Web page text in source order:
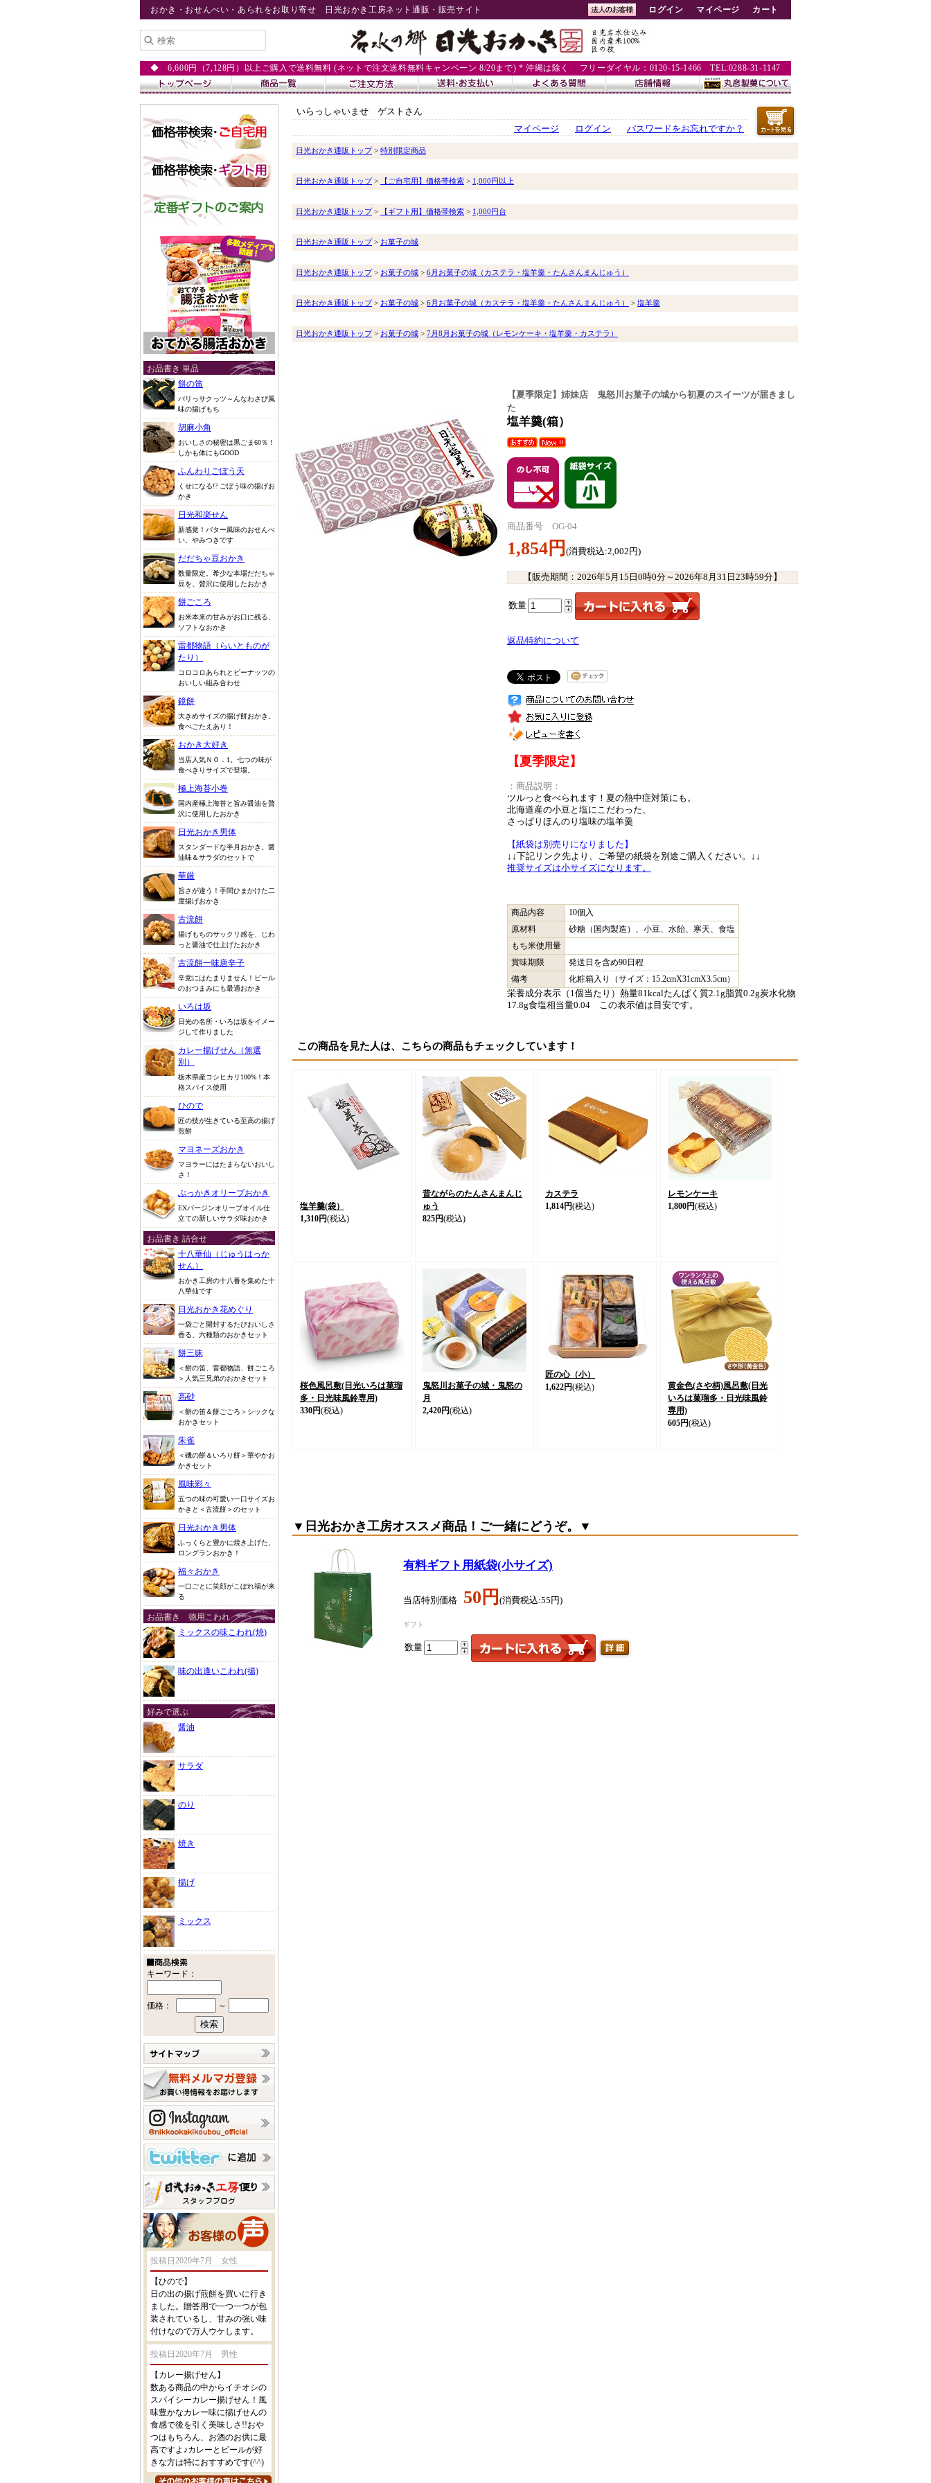
おかき・おせんべい・あられをお取り寄せ 日光おかき工房ネット通販・販売サイト ログイン マイページ カート
◆ 6,600円（7,128円）以上ご購入で送料無料 (ネットで注文送料無料キャンペーン 8/20まで) * 沖縄は除く フリーダイヤル：0120-15-1466 TEL:0288-31-1147
お品書き 単品
餅の笛
パリっサクっツ～んなわさび風
味の揚げもち
胡麻小角
おいしさの秘密は黒ごま60％！
しかも体にもGOOD
ふんわりごぼう天
くせになる!? ごぼう味の揚げお
かき
日光和楽せん
新感覚！バター風味のおせんべ
い。やみつきです
だだちゃ豆おかき
数量限定。希少な本場だだちゃ
豆を、贅沢に使用したおかき
餅ごころ
お米本来の甘みがお口に残る、
ソフトなおかき
雷都物語（らいとものが
たり）
コロコロあられとピーナッツの
おいしい組み合わせ
鏡餅
大きめサイズの揚げ餅おかき。
食べごたえあり！
おかき大好き
当店人気ＮＯ．1。七つの味が
食べきりサイズで登場。
極上海苔小巻
国内産極上海苔と旨み醤油を贅
沢に使用したおかき
日光おかき男体
スタンダードな半月おかき。醤
油味＆サラダのセットで
華厳
旨さが違う！手間ひまかけた二
度揚げおかき
古流餅
揚げもちのサックリ感を、じわ
っと醤油で仕上げたおかき
古流餅一味唐辛子
辛党にはたまりません！ビール
のおつまみにも最適おかき
いろは坂
日光の名所・いろは坂をイメー
ジして作りました
カレー揚げせん（無選
別）
栃木県産コシヒカリ100%！本
格スパイス使用
ひので
匠の技が生きている至高の揚げ
煎餅
マヨネーズおかき
マヨラーにはたまらないおいし
さ！
ぶっかきオリーブおかき
EXバージンオリーブオイル仕
立ての新しいサラダ味おかき
お品書き 詰合せ
十八華仙（じゅうはっか
せん）
おかき工房の十八番を集めた十
八華仙です
日光おかき花めぐり
一袋ごと開封するたびおいしさ
香る、六種類のおかきセット
餅三昧
＜餅の笛、雷都物語、餅ごころ
＞人気三兄弟のおかきセット
高砂
＜餅の笛＆餅ごごろ＞シックな
おかきセット
朱雀
＜磯の餅＆いろり餅＞華やかお
かきセット
風味彩々
五つの味の可愛い一口サイズお
かきと＜古流餅＞のセット
日光おかき男体
ふっくらと豊かに焼き上げた、
ロングランおかき！
福々おかき
一口ごとに笑顔がこぼれ福が来
る
お品書き 徳用こわれ
ミックスの味こわれ(焼)
味の出逢いこわれ(揚)
好みで選ぶ
醤油
サラダ
のり
焼き
揚げ
ミックス
キーワード：
価格： ～
投稿日2020年7月 女性
【ひので】
日の出の揚げ煎餅を買いに行き
ました。贈答用で一つ一つが包
装されているし、甘みの強い味
付けなので万人ウケします。
投稿日2020年7月 男性
【カレー揚げせん】
数ある商品の中からイチオシの
スパイシーカレー揚げせん！風
味豊かなカレー味に揚げせんの
食感で後を引く美味しさ!!おや
つはもちろん、お酒のお供に最
高ですよ♪カレーとビールが好
きな方は特におすすめです(^^)
いらっしゃいませ ゲストさん
マイページ
ログイン パスワードをお忘れですか？
日光おかき通販トップ> 特別限定商品
日光おかき通販トップ> 【ご自宅用】価格帯検索 > 1,000円以上
日光おかき通販トップ> 【ギフト用】価格帯検索 > 1,000円台
日光おかき通販トップ> お菓子の城
日光おかき通販トップ> お菓子の城 > 6月お菓子の城（カステラ・塩羊羹・たんさんまんじゅう）
日光おかき通販トップ> お菓子の城 > 6月お菓子の城（カステラ・塩羊羹・たんさんまんじゅう） > 塩羊羹
日光おかき通販トップ> お菓子の城 > 7月8月お菓子の城（レモンケーキ・塩羊羹・カステラ）
【夏季限定】姉妹店 鬼怒川お菓子の城から初夏のスイーツが届きまし
た
塩羊羹(箱）
商品番号 OG-04
1,854円 (消費税込:2,002円)
【販売期間： 2026年5月15日0時0分～2026年8月31日23時59分】
数量
返品特約について
【夏季限定】
：商品説明：
ツルっと食べられます！夏の熱中症対策にも。
北海道産の小豆と塩にこだわった、
さっぱりほんのり塩味の塩羊羹
【紙袋は別売りになりました】
↓↓下記リンク先より、ご希望の紙袋を別途ご購入ください。↓↓
推奨サイズは小サイズになります。
商品内容
10個入
原材料
砂糖（国内製造）、小豆、水飴、寒天、食塩
もち米使用量
賞味期限
発送日を含め90日程
備考
化粧箱入り（サイズ：15.2cmX31cmX3.5cm）
栄養成分表示（1個当たり）熱量81kcalたんぱく質2.1g脂質0.2g炭水化物
17.8g食塩相当量0.04 この表示値は目安です。
この商品を見た人は、こちらの商品もチェックしています！
塩羊羹(袋）
1,310円(税込)
昔ながらのたんさんまんじ
ゅう
825円(税込)
カステラ
1,814円(税込)
レモンケーキ
1,800円(税込)
桜色風呂敷(日光いろは菓瑠
多・日光味風鈴専用)
330円(税込)
鬼怒川お菓子の城・鬼怒の
月
2,420円(税込)
匠の心（小）
1,622円(税込)
黄金色(さや柄)風呂敷(日光
いろは菓瑠多・日光味風鈴
専用)
605円(税込)
▼日光おかき工房オススメ商品！ご一緒にどうぞ。▼
有料ギフト用紙袋(小サイズ)
当店特別価格 50円(消費税込:55円)
ギフト
数量